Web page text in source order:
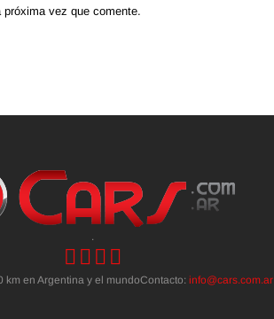
vez que comente.
.
km en Argentina y el mundoContacto: info@cars.com.ar